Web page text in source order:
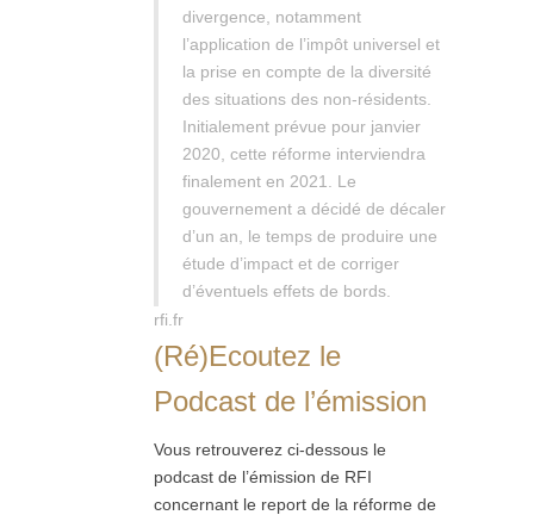
divergence, notamment
l’application de l’impôt universel et
la prise en compte de la diversité
des situations des non-résidents.
Initialement prévue pour janvier
2020, cette réforme interviendra
finalement en 2021. Le
gouvernement a décidé de décaler
d’un an, le temps de produire une
étude d’impact et de corriger
d’éventuels effets de bords.
rfi.fr
(Ré)Ecoutez le
Podcast de l’émission
Vous retrouverez ci-dessous le
podcast de l’émission de RFI
concernant le report de la réforme de